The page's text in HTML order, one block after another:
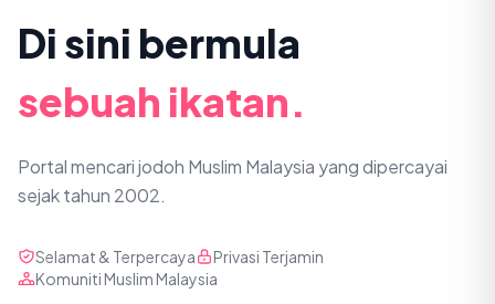
Di sini bermula
sebuah ikatan.
Portal mencari jodoh Muslim Malaysia yang dipercayai
sejak tahun 2002.
Selamat & Terpercaya
Privasi Terjamin
Komuniti Muslim Malaysia